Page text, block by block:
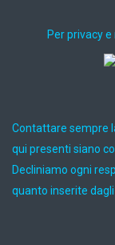
Per privacy e
Contattare sempre
qui presenti siano
Decliniamo ogni
quanto inserite dagli